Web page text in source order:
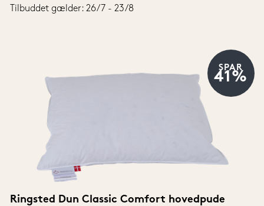
Tilbuddet gælder: 26/7 - 23/8
Ringsted Dun Classic Comfort hovedpude
SPAR
41%